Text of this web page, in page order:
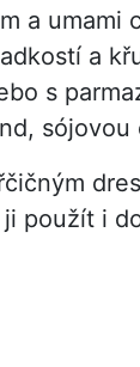
a umami
a
s
sójovou
použít i